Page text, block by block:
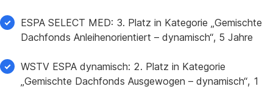
ESPA SELECT MED: 3. Platz in Kategorie „Gemischte
Dachfonds Anleihenorientiert – dynamisch“, 5 Jahre
WSTV ESPA dynamisch: 2. Platz in Kategorie
„Gemischte Dachfonds Ausgewogen – dynamisch“, 1